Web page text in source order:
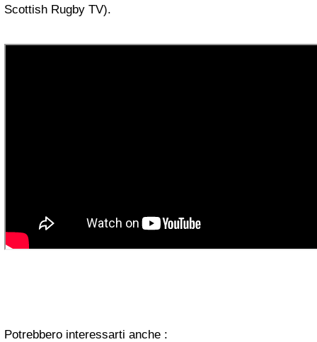
Scottish Rugby TV).
Potrebbero interessarti anche :